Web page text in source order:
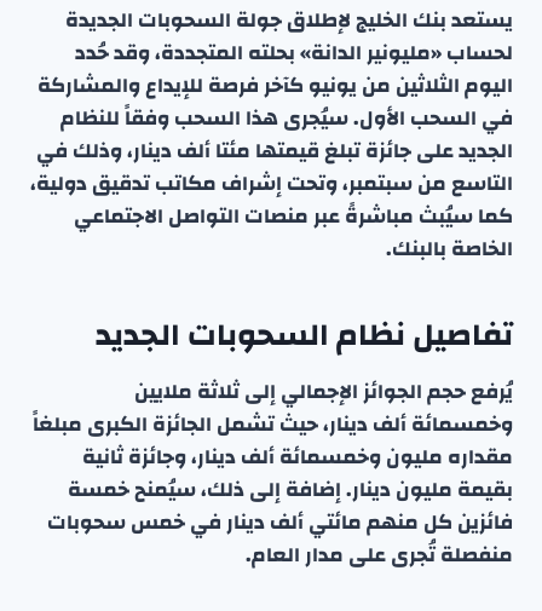
يستعد بنك الخليج لإطلاق جولة السحوبات الجديدة
لحساب «مليونير الدانة» بحلته المتجددة، وقد حُدد
اليوم الثلاثين من يونيو كآخر فرصة للإيداع والمشاركة
في السحب الأول. سيُجرى هذا السحب وفقاً للنظام
الجديد على جائزة تبلغ قيمتها مئتا ألف دينار، وذلك في
التاسع من سبتمبر، وتحت إشراف مكاتب تدقيق دولية،
كما سيُبث مباشرةً عبر منصات التواصل الاجتماعي
الخاصة بالبنك.
تفاصيل نظام السحوبات الجديد
يُرفع حجم الجوائز الإجمالي إلى ثلاثة ملايين
وخمسمائة ألف دينار، حيث تشمل الجائزة الكبرى مبلغاً
مقداره مليون وخمسمائة ألف دينار، وجائزة ثانية
بقيمة مليون دينار. إضافة إلى ذلك، سيُمنح خمسة
فائزين كل منهم مائتي ألف دينار في خمس سحوبات
منفصلة تُجرى على مدار العام.